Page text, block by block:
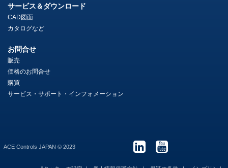
サービス＆ダウンロード
CAD図面
カタログなど
お問合せ
販売
価格のお問合せ
購買
サービス・サポート・インフォメーション
ACE Controls JAPAN © 2023